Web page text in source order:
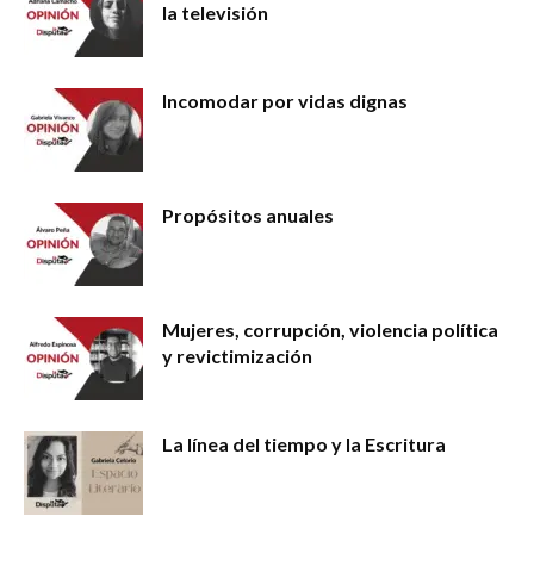
la televisión
Incomodar por vidas dignas
Propósitos anuales
Mujeres, corrupción, violencia política
y revictimización
La línea del tiempo y la Escritura